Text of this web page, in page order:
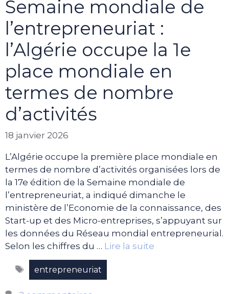
Semaine mondiale de
l’entrepreneuriat :
l’Algérie occupe la 1e
place mondiale en
termes de nombre
d’activités
18 janvier 2026
L’Algérie occupe la première place mondiale en
termes de nombre d’activités organisées lors de
la 17e édition de la Semaine mondiale de
l’entrepreneuriat, a indiqué dimanche le
ministère de l’Economie de la connaissance, des
Start-up et des Micro-entreprises, s’appuyant sur
les données du Réseau mondial entrepreneurial.
Selon les chiffres du … Lire la suite
Étiquettes
entrepreneuriat